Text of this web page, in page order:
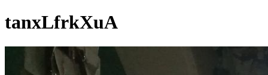
tanxLfrkXuA